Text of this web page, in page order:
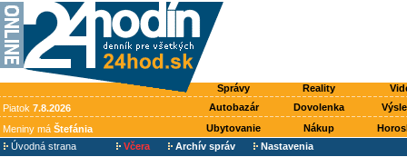
Správy Reality
Piatok 7.8.2026 Autobazár Dovolenka
Meniny má Štefánia Ubytovanie Nákup
Úvodná strana
Včera Archív správ Nastavenia